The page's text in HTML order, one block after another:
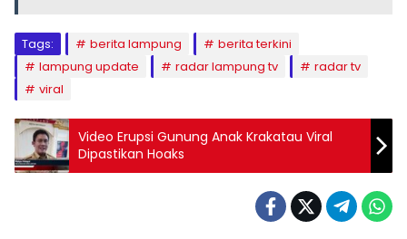
Tags: berita lampung
berita terkini
lampung update
radar lampung tv
radar tv
viral
Video Erupsi Gunung Anak Krakatau Viral
Dipastikan Hoaks